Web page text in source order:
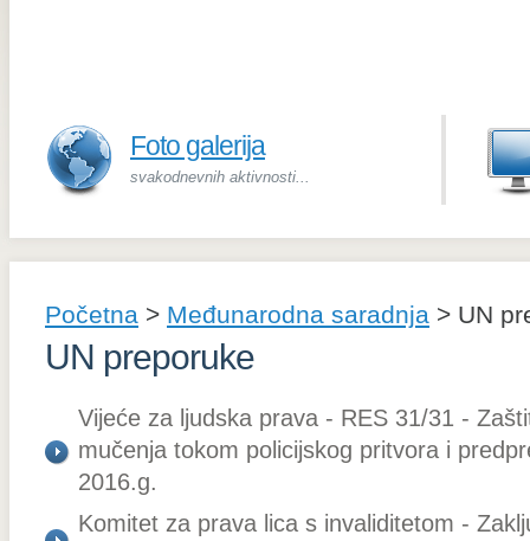
Foto galerija
svakodnevnih aktivnosti...
Početna > Međunarodna saradnja > UN
UN preporuke
Vijeće za ljudska prava - RES 31/31 -
mučenja tokom policijskog pritvora i
2016.g.
Komitet za prava lica s invaliditetom -